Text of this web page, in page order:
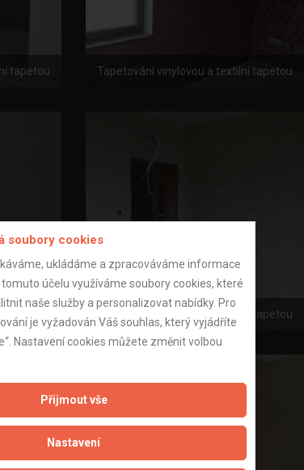
tapetou Tapetování vinylovou a textilní tapetou
tapetou Tapetování vinylovou a textilní tapetou
soubory cookies
ukládáme a zpracováváme informace
tomuto účelu využíváme soubory cookies, které
naše služby a personalizovat nabídky. Pro
je vyžadován Váš souhlas, který vyjádříte
Nastavení cookies můžete změnit volbou
Přijmout vše
Nastavení